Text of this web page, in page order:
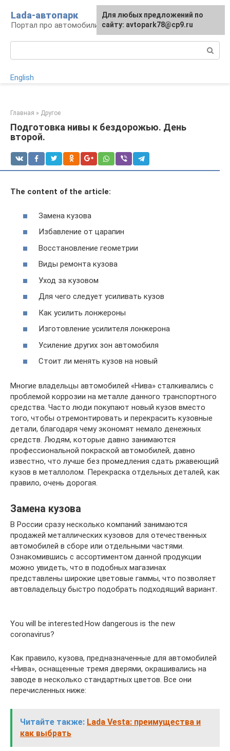
контенту
Lada-автопарк
Портал про автомобили Lada
English
Главная » Другое
Подготовка нивы к бездорожью. День
второй.
The content of the article:
Замена кузова
Избавление от царапин
Восстановление геометрии
Виды ремонта кузова
Уход за кузовом
Для чего следует усиливать кузов
Как усилить лонжероны
Изготовление усилителя лонжерона
Усиление других зон автомобиля
Стоит ли менять кузов на новый
Многие владельцы автомобилей «Нива» сталкивались с
проблемой коррозии на металле данного транспортного
средства. Часто люди покупают новый кузов вместо
того, чтобы отремонтировать и перекрасить кузовные
детали, благодаря чему экономят немало денежных
средств. Людям, которые давно занимаются
профессиональной покраской автомобилей, давно
известно, что лучше без промедления сдать ржавеющий
кузов в металлолом. Перекраска отдельных деталей, как
правило, очень дорогая.
Замена кузова
В России сразу несколько компаний занимаются
продажей металлических кузовов для отечественных
автомобилей в сборе или отдельными частями.
Ознакомившись с ассортиментом данной продукции
можно увидеть, что в подобных магазинах
представлены широкие цветовые гаммы, что позволяет
автовладельцу быстро подобрать подходящий вариант.
You will be interested:How dangerous is the new
coronavirus?
Как правило, кузова, предназначенные для автомобилей
«Нива», оснащенные тремя дверями, окрашивались на
заводе в несколько стандартных цветов. Все они
перечисленных ниже:
Читайте также: Lada Vesta: преимущества и
как выбрать
Для любых предложений по
сайту: [email protected]
Для любых предложений по
сайту: avtopark78@cp9.ru